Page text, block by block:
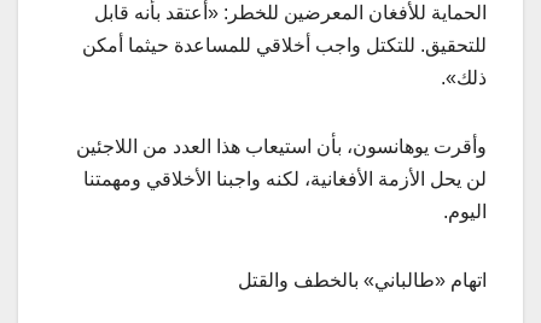
الحماية للأفغان المعرضين للخطر: «أعتقد بأنه قابل
للتحقيق. للتكتل واجب أخلاقي للمساعدة حيثما أمكن
ذلك».
وأقرت يوهانسون، بأن استيعاب هذا العدد من اللاجئين
لن يحل الأزمة الأفغانية، لكنه واجبنا الأخلاقي ومهمتنا
اليوم.
اتهام «طالباني» بالخطف والقتل